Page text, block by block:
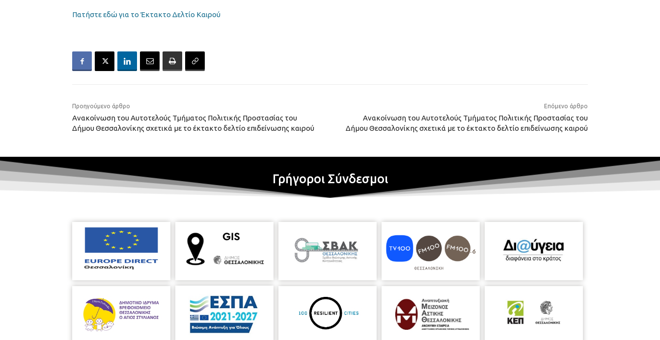
Πατήστε εδώ για το Έκτακτο Δελτίο Καιρού
Προηγούμενο άρθρο
Ανακοίνωση του Αυτοτελούς Τμήματος Πολιτικής Προστασίας του
Δήμου Θεσσαλονίκης σχετικά με το έκτακτο δελτίο επιδείνωσης καιρού
Επόμενο άρθρο
Ανακοίνωση του Αυτοτελούς Τμήματος Πολιτικής Προστασίας του
Δήμου Θεσσαλονίκης σχετικά με το έκτακτο δελτίο επιδείνωσης καιρού
Γρήγοροι Σύνδεσμοι